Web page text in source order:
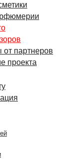
партнеров
проекта